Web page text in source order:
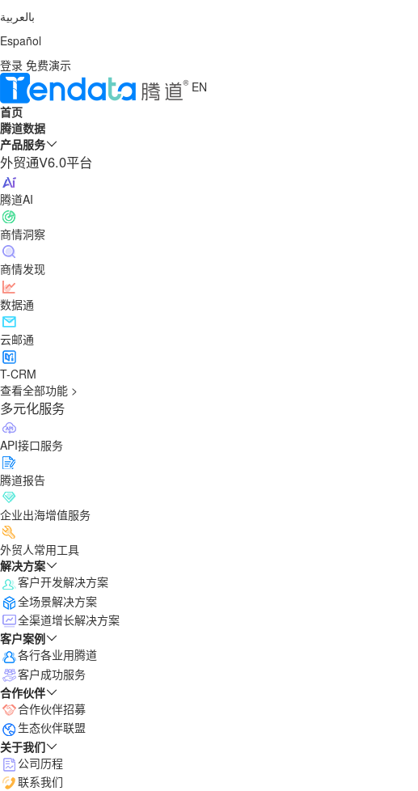
بالعربية
Español
登录 免费演示
EN
首页
腾道数据
产品服务
外贸通V6.0平台
腾道AI
商情洞察
商情发现
数据通
云邮通
T-CRM
查看全部功能 >
多元化服务
API接口服务
腾道报告
企业出海增值服务
外贸人常用工具
解决方案
客户开发解决方案
全场景解决方案
全渠道增长解决方案
客户案例
各行各业用腾道
客户成功服务
合作伙伴
合作伙伴招募
生态伙伴联盟
关于我们
公司历程
联系我们